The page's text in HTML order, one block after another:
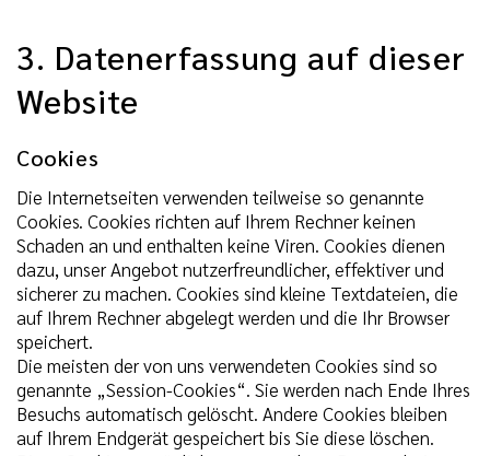
3. Datenerfassung auf dieser
Website
Cookies
Die Internetseiten verwenden teilweise so genannte
Cookies. Cookies richten auf Ihrem Rechner keinen
Schaden an und enthalten keine Viren. Cookies dienen
dazu, unser Angebot nutzerfreundlicher, effektiver und
sicherer zu machen. Cookies sind kleine Textdateien, die
auf Ihrem Rechner abgelegt werden und die Ihr Browser
speichert.
Die meisten der von uns verwendeten Cookies sind so
genannte „Session-Cookies“. Sie werden nach Ende Ihres
Besuchs automatisch gelöscht. Andere Cookies bleiben
auf Ihrem Endgerät gespeichert bis Sie diese löschen.